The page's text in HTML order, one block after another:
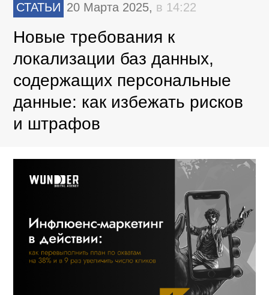
СТАТЬИ 20 Марта 2025, в 14:22
Новые требования к
локализации баз данных,
содержащих персональные
данные: как избежать рисков
и штрафов